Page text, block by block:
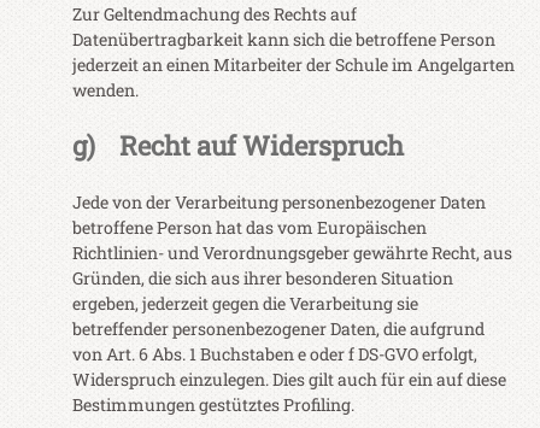
Zur Geltendmachung des Rechts auf
Datenübertragbarkeit kann sich die betroffene Person
jederzeit an einen Mitarbeiter der Schule im Angelgarten
wenden.
g) Recht auf Widerspruch
Jede von der Verarbeitung personenbezogener Daten
betroffene Person hat das vom Europäischen
Richtlinien- und Verordnungsgeber gewährte Recht, aus
Gründen, die sich aus ihrer besonderen Situation
ergeben, jederzeit gegen die Verarbeitung sie
betreffender personenbezogener Daten, die aufgrund
von Art. 6 Abs. 1 Buchstaben e oder f DS-GVO erfolgt,
Widerspruch einzulegen. Dies gilt auch für ein auf diese
Bestimmungen gestütztes Profiling.